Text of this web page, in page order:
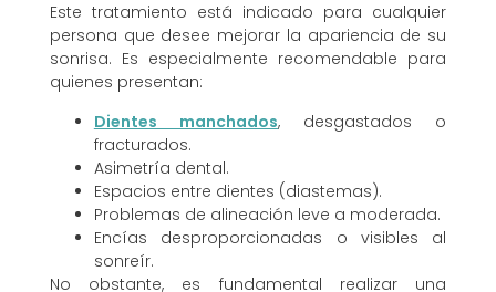
Este tratamiento está indicado para cualquier
persona que desee mejorar la apariencia de su
sonrisa. Es especialmente recomendable para
quienes presentan:
Dientes manchados, desgastados o
fracturados.
Asimetría dental.
Espacios entre dientes (diastemas).
Problemas de alineación leve a moderada.
Encías desproporcionadas o visibles al
sonreír.
No obstante, es fundamental realizar una